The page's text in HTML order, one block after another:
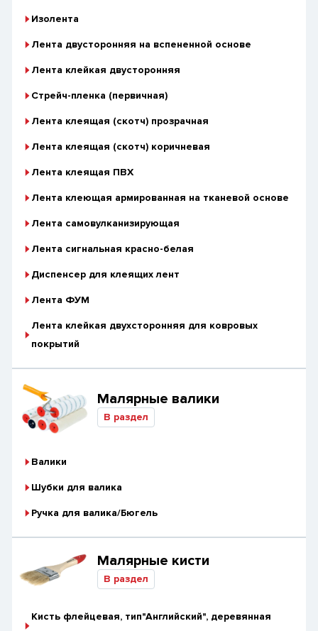
Изолента
Лента двусторонняя на вспененной основе
Лента клейкая двусторонняя
Стрейч-пленка (первичная)
Лента клеящая (скотч) прозрачная
Лента клеящая (скотч) коричневая
Лента клеящая ПВХ
Лента клеющая армированная на тканевой основе
Лента самовулканизирующая
Лента сигнальная красно-белая
Диспенсер для клеящих лент
Лента ФУМ
Лента клейкая двухсторонняя для ковровых
покрытий
Малярные валики
В раздел
Валики
Шубки для валика
Ручка для валика/Бюгель
Малярные кисти
В раздел
Кисть флейцевая, тип"Английский", деревянная